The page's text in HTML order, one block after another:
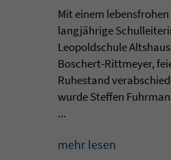
Mit einem
langjährige
Leopoldschule
Boschert-Rittmeyer,
Ruhestand
wurde Steffen
...
mehr lesen